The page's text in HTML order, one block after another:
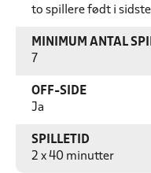
to spillere født i
MINIMUM ANTAL
7
OFF-SIDE
Ja
SPILLETID
2 x 40 minutter